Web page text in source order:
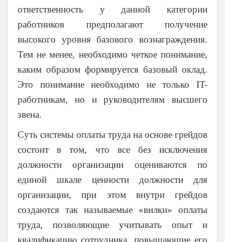
ответственность у данной категории
работников предполагают получение
высокого уровня базового вознаграждения.
Тем не менее, необходимо четкое понимание,
каким образом формируется базовый оклад.
Это понимание необходимо не только IT-
работникам, но и руководителям высшего
звена.
Суть системы оплаты труда на основе грейдов
состоит в том, что все без исключения
должности организации оцениваются по
единой шкале ценности должности для
организации, при этом внутри грейдов
создаются так называемые «вилки» оплаты
труда, позволяющие учитывать опыт и
квалификацию сотрудника, повышающие его